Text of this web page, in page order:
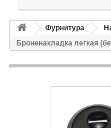
Фурнитура
Броненакладка легкая